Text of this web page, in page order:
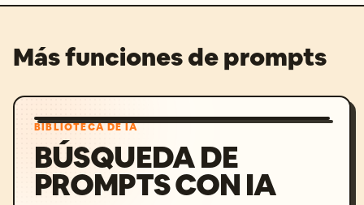
Más funciones de prompts
BIBLIOTECA DE IA
BÚSQUEDA DE
PROMPTS CON IA